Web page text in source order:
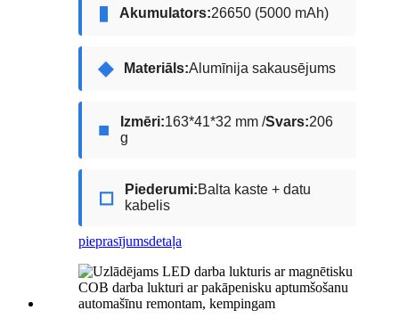
▮ Akumulators:26650 (5000 mAh)
◆ Materiāls:Alumīnija sakausējums
■ Izmēri:163*41*32 mm /Svars:206
g
◻ Piederumi:Balta kaste + datu
kabelis
pieprasījumsdetaļa